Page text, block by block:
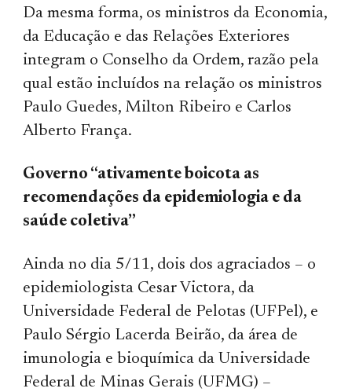
Da mesma forma, os ministros da Economia,
da Educação e das Relações Exteriores
integram o Conselho da Ordem, razão pela
qual estão incluídos na relação os ministros
Paulo Guedes, Milton Ribeiro e Carlos
Alberto França.
Governo “ativamente boicota as
recomendações da epidemiologia e da
saúde coletiva”
Ainda no dia 5/11, dois dos agraciados – o
epidemiologista Cesar Victora, da
Universidade Federal de Pelotas (UFPel), e
Paulo Sérgio Lacerda Beirão, da área de
imunologia e bioquímica da Universidade
Federal de Minas Gerais (UFMG) –